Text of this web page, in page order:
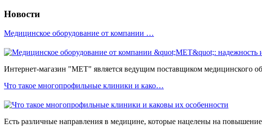
Новости
Медицинское оборудование от компании …
Интернет-магазин "МЕТ" является ведущим поставщиком медицинского
Что такое многопрофильные клиники и како…
Есть различные направления в медицине, которые нацелены на